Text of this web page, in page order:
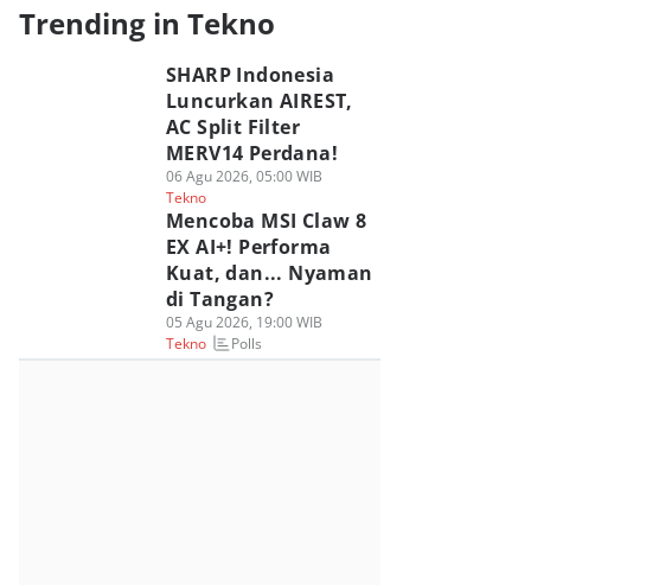
Trending in Tekno
SHARP Indonesia
Luncurkan AIREST,
AC Split Filter
MERV14 Perdana!
06 Agu 2026, 05:00 WIB
Tekno
Mencoba MSI Claw 8
EX AI+! Performa
Kuat, dan... Nyaman
di Tangan?
05 Agu 2026, 19:00 WIB
Tekno
Polls